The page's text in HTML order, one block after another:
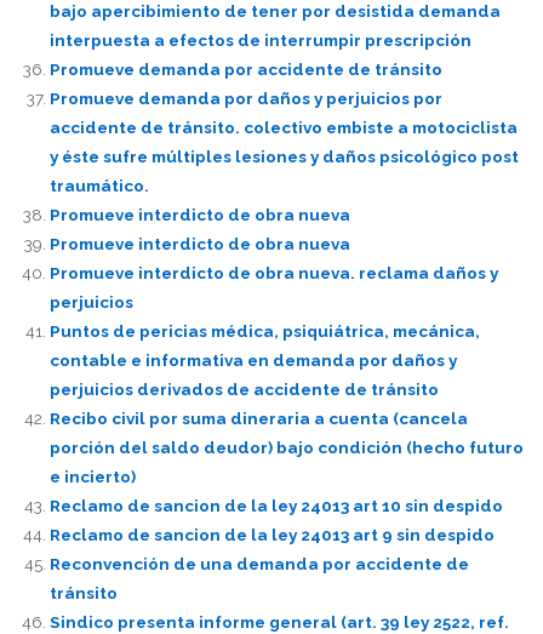
bajo apercibimiento de tener por desistida demanda
interpuesta a efectos de interrumpir prescripción
Promueve demanda por accidente de tránsito
Promueve demanda por daños y perjuicios por
accidente de tránsito. colectivo embiste a motociclista
y éste sufre múltiples lesiones y daños psicológico post
traumático.
Promueve interdicto de obra nueva
Promueve interdicto de obra nueva
Promueve interdicto de obra nueva. reclama daños y
perjuicios
Puntos de pericias médica, psiquiátrica, mecánica,
contable e informativa en demanda por daños y
perjuicios derivados de accidente de tránsito
Recibo civil por suma dineraria a cuenta (cancela
porción del saldo deudor) bajo condición (hecho futuro
e incierto)
Reclamo de sancion de la ley 24013 art 10 sin despido
Reclamo de sancion de la ley 24013 art 9 sin despido
Reconvención de una demanda por accidente de
tránsito
Sindico presenta informe general (art. 39 ley 2522, ref.